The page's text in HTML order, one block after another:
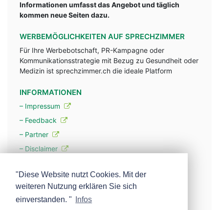
Informationen umfasst das Angebot und täglich
kommen neue Seiten dazu.
WERBEMÖGLICHKEITEN AUF SPRECHZIMMER
Für Ihre Werbebotschaft, PR-Kampagne oder
Kommunikationsstrategie mit Bezug zu Gesundheit oder
Medizin ist sprechzimmer.ch die ideale Platform
INFORMATIONEN
– Impressum
– Feedback
– Partner
– Disclaimer
– Werbung
– Mehr über unsere Experten
"Diese Website nutzt Cookies. Mit der
weiteren Nutzung erklären Sie sich
einverstanden. "
Infos